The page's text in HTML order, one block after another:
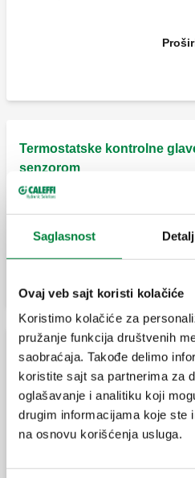
Saglasnost
Ovaj veb sajt koristi kolačiće
Koristimo kolačiće za
pružanje funkcija društvenih
saobraćaja. Takođe delimo
koristite sajt sa partnerima za
oglašavanje i analitiku koji
drugim informacijama koje ste
na osnovu korišćenja usluga.
Termostatička
konvertibilne i
radijatore sa
Termostatske kontrolne
senzorom
Termostatska
radijatore sa
Termostatske kontrolne
senzorom
Termostatska
termostatske i
radijatore; sa